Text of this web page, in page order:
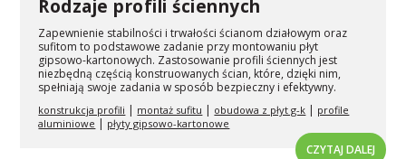
Rodzaje profili ściennych
Zapewnienie stabilności i trwałości ścianom działowym oraz
sufitom to podstawowe zadanie przy montowaniu płyt
gipsowo-kartonowych. Zastosowanie profili ściennych jest
niezbędną częścią konstruowanych ścian, które, dzięki nim,
spełniają swoje zadania w sposób bezpieczny i efektywny.
konstrukcja profili | montaż sufitu | obudowa z płyt g-k | profile
aluminiowe | płyty gipsowo-kartonowe
CZYTAJ DALEJ